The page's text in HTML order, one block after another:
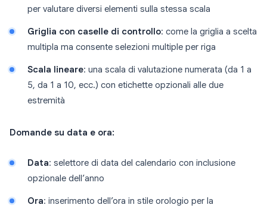
per valutare diversi elementi sulla stessa scala
Griglia con caselle di controllo: come la griglia a scelta
multipla ma consente selezioni multiple per riga
Scala lineare: una scala di valutazione numerata (da 1 a
5, da 1 a 10, ecc.) con etichette opzionali alle due
estremità
Domande su data e ora:
Data: selettore di data del calendario con inclusione
opzionale dell’anno
Ora: inserimento dell’ora in stile orologio per la